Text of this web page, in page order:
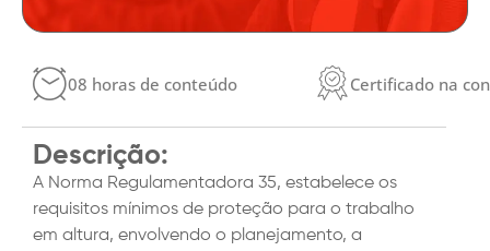
08 horas de conteúdo Certificado na
Descrição:
A Norma Regulamentadora 35, estabelece os
requisitos mínimos de proteção para o trabalho
em altura, envolvendo o planejamento, a